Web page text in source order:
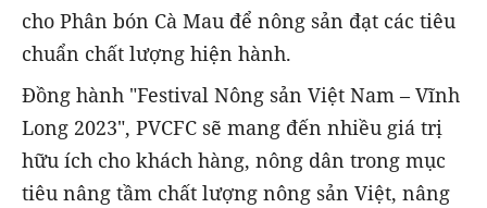
cho Phân bón Cà Mau để nông sản đạt các tiêu
chuẩn chất lượng hiện hành.
Đồng hành "Festival Nông sản Việt Nam – Vĩnh
Long 2023", PVCFC sẽ mang đến nhiều giá trị
hữu ích cho khách hàng, nông dân trong mục
tiêu nâng tầm chất lượng nông sản Việt, nâng